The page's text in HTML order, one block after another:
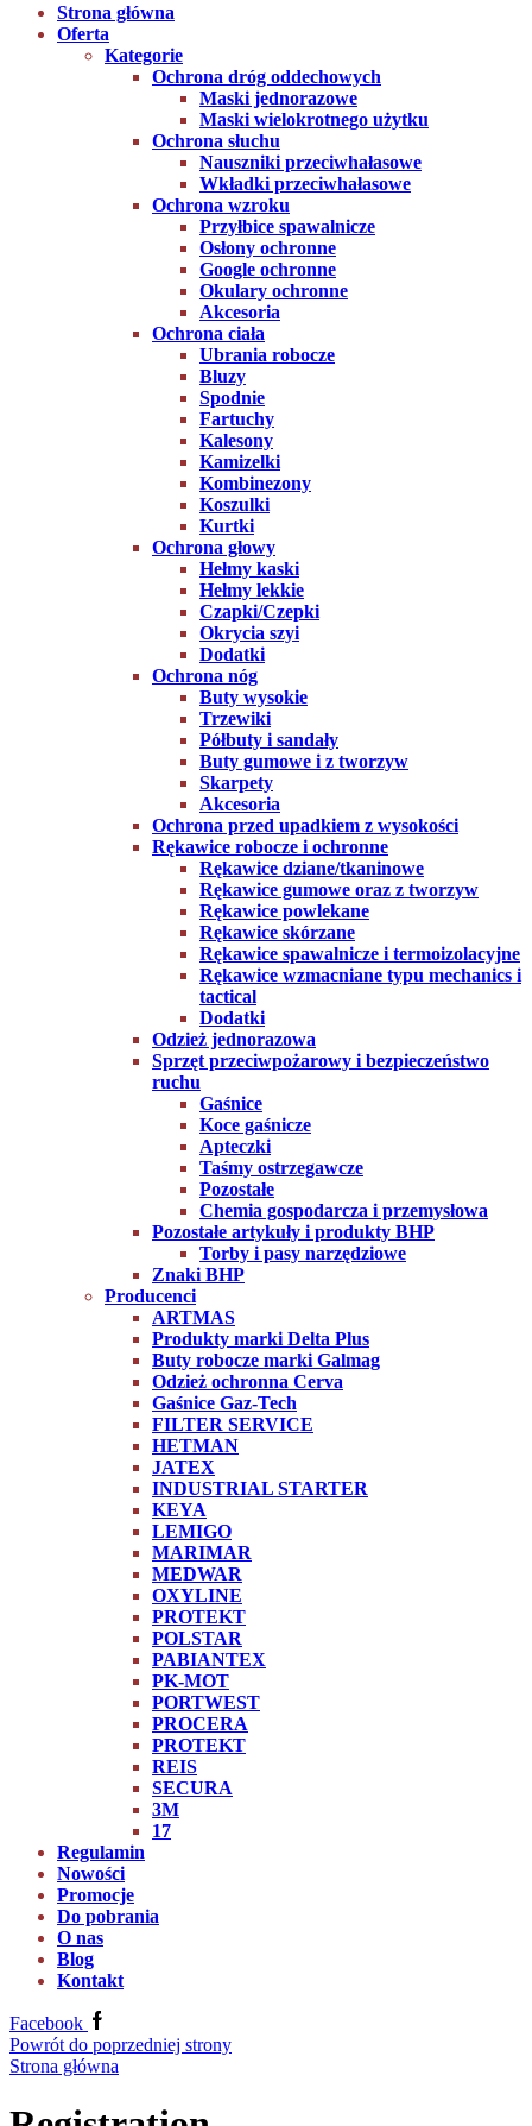
Strona główna
Oferta
Kategorie
Ochrona dróg oddechowych
Maski jednorazowe
Maski wielokrotnego użytku
Ochrona słuchu
Nauszniki przeciwhałasowe
Wkładki przeciwhałasowe
Ochrona wzroku
Przyłbice spawalnicze
Osłony ochronne
Google ochronne
Okulary ochronne
Akcesoria
Ochrona ciała
Ubrania robocze
Bluzy
Spodnie
Fartuchy
Kalesony
Kamizelki
Kombinezony
Koszulki
Kurtki
Ochrona głowy
Hełmy kaski
Hełmy lekkie
Czapki/Czepki
Okrycia szyi
Dodatki
Ochrona nóg
Buty wysokie
Trzewiki
Półbuty i sandały
Buty gumowe i z tworzyw
Skarpety
Akcesoria
Ochrona przed upadkiem z wysokości
Rękawice robocze i ochronne
Rękawice dziane/tkaninowe
Rękawice gumowe oraz z tworzyw
Rękawice powlekane
Rękawice skórzane
Rękawice spawalnicze i termoizolacyjne
Rękawice wzmacniane typu mechanics i
tactical
Dodatki
Odzież jednorazowa
Sprzęt przeciwpożarowy i bezpieczeństwo
ruchu
Gaśnice
Koce gaśnicze
Apteczki
Taśmy ostrzegawcze
Pozostałe
Chemia gospodarcza i przemysłowa
Pozostałe artykuły i produkty BHP
Torby i pasy narzędziowe
Znaki BHP
Producenci
ARTMAS
Produkty marki Delta Plus
Buty robocze marki Galmag
Odzież ochronna Cerva
Gaśnice Gaz-Tech
FILTER SERVICE
HETMAN
JATEX
INDUSTRIAL STARTER
KEYA
LEMIGO
MARIMAR
MEDWAR
OXYLINE
PROTEKT
POLSTAR
PABIANTEX
PK-MOT
PORTWEST
PROCERA
PROTEKT
REIS
SECURA
3M
17
Regulamin
Nowości
Promocje
Do pobrania
O nas
Blog
Kontakt
Facebook
Powrót do poprzedniej strony
Strona główna